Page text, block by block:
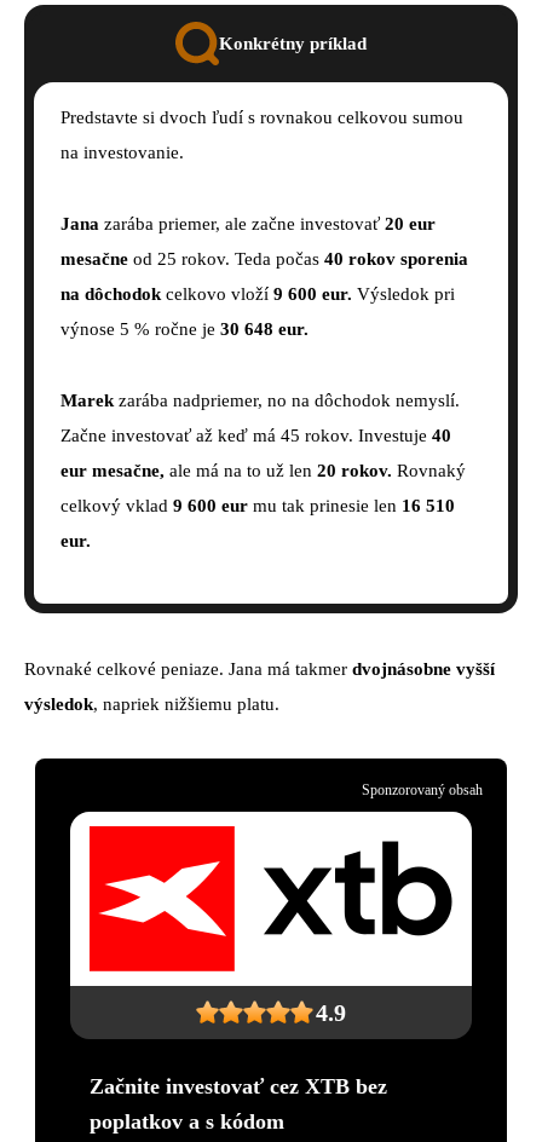
Konkrétny príklad
Predstavte si dvoch ľudí s rovnakou celkovou sumou
na investovanie.
Jana zarába priemer, ale začne investovať 20 eur
mesačne od 25 rokov. Teda počas 40 rokov sporenia
na dôchodok celkovo vloží 9 600 eur. Výsledok pri
výnose 5 % ročne je 30 648 eur.
Marek zarába nadpriemer, no na dôchodok nemyslí.
Začne investovať až keď má 45 rokov. Investuje 40
eur mesačne, ale má na to už len 20 rokov. Rovnaký
celkový vklad 9 600 eur mu tak prinesie len 16 510
eur.
Rovnaké celkové peniaze. Jana má takmer dvojnásobne vyšší
výsledok, napriek nižšiemu platu.
4.9
Začnite investovať cez XTB bez
poplatkov a s kódom
Sponzorovaný obsah